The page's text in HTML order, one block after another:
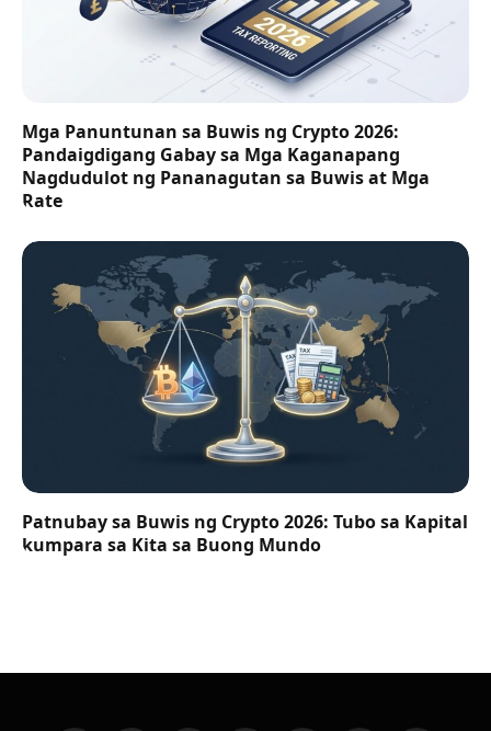
Mga Panuntunan sa Buwis ng Crypto 2026:
Pandaigdigang Gabay sa Mga Kaganapang
Nagdudulot ng Pananagutan sa Buwis at Mga
Rate
Patnubay sa Buwis ng Crypto 2026: Tubo sa Kapital
kumpara sa Kita sa Buong Mundo